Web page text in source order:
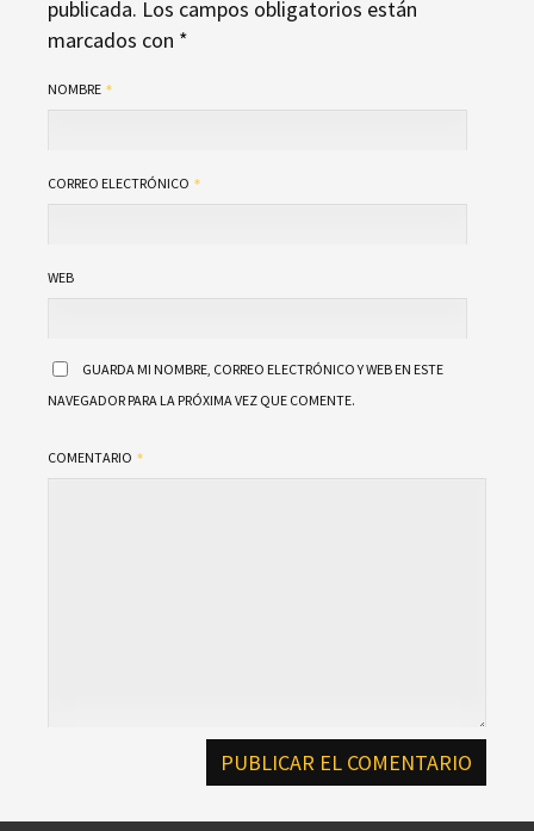
publicada. Los campos obligatorios están
marcados con *
NOMBRE
CORREO ELECTRÓNICO
WEB
GUARDA MI NOMBRE, CORREO ELECTRÓNICO Y WEB EN ESTE
NAVEGADOR PARA LA PRÓXIMA VEZ QUE COMENTE.
COMENTARIO